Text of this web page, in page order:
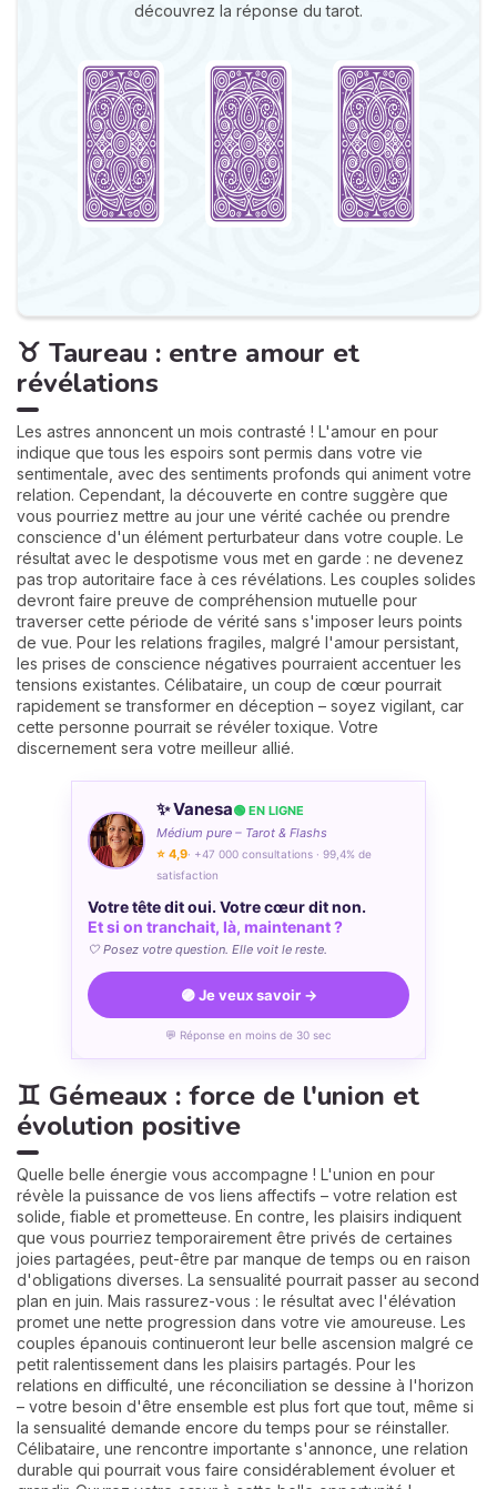
découvrez la réponse du tarot.
♉ Taureau : entre amour et
révélations
Les astres annoncent un mois contrasté ! L'amour en pour
indique que tous les espoirs sont permis dans votre vie
sentimentale, avec des sentiments profonds qui animent votre
relation. Cependant, la découverte en contre suggère que
vous pourriez mettre au jour une vérité cachée ou prendre
conscience d'un élément perturbateur dans votre couple. Le
résultat avec le despotisme vous met en garde : ne devenez
pas trop autoritaire face à ces révélations. Les couples solides
devront faire preuve de compréhension mutuelle pour
traverser cette période de vérité sans s'imposer leurs points
de vue. Pour les relations fragiles, malgré l'amour persistant,
les prises de conscience négatives pourraient accentuer les
tensions existantes. Célibataire, un coup de cœur pourrait
rapidement se transformer en déception – soyez vigilant, car
cette personne pourrait se révéler toxique. Votre
discernement sera votre meilleur allié.
✨ Vanesa🟢 EN LIGNE
Médium pure – Tarot & Flashs
⭐ 4,9· +47 000 consultations · 99,4% de
satisfaction
Votre tête dit oui. Votre cœur dit non.
Et si on tranchait, là, maintenant ?
🤍 Posez votre question. Elle voit le reste.
🟣 Je veux savoir →
💬 Réponse en moins de 30 sec
♊ Gémeaux : force de l'union et
évolution positive
Quelle belle énergie vous accompagne ! L'union en pour
révèle la puissance de vos liens affectifs – votre relation est
solide, fiable et prometteuse. En contre, les plaisirs indiquent
que vous pourriez temporairement être privés de certaines
joies partagées, peut-être par manque de temps ou en raison
d'obligations diverses. La sensualité pourrait passer au second
plan en juin. Mais rassurez-vous : le résultat avec l'élévation
promet une nette progression dans votre vie amoureuse. Les
couples épanouis continueront leur belle ascension malgré ce
petit ralentissement dans les plaisirs partagés. Pour les
relations en difficulté, une réconciliation se dessine à l'horizon
– votre besoin d'être ensemble est plus fort que tout, même si
la sensualité demande encore du temps pour se réinstaller.
Célibataire, une rencontre importante s'annonce, une relation
durable qui pourrait vous faire considérablement évoluer et